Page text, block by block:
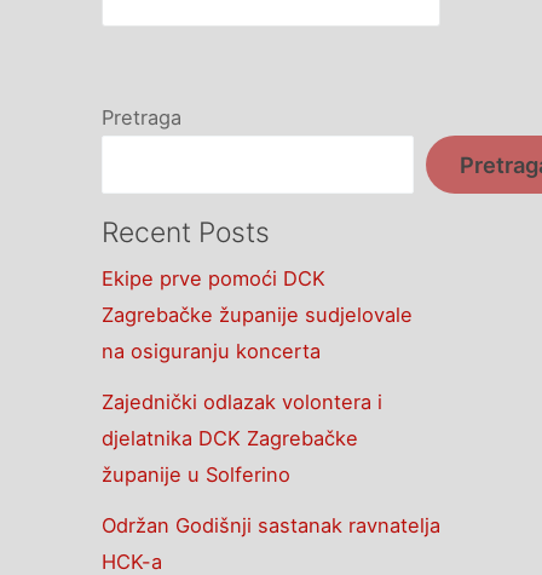
Pretraga
Recent Posts
Ekipe prve pomoći DCK
Zagrebačke županije sudjelovale
na osiguranju koncerta
Zajednički odlazak volontera i
djelatnika DCK Zagrebačke
županije u Solferino
Održan Godišnji sastanak ravnatelja
HCK-a